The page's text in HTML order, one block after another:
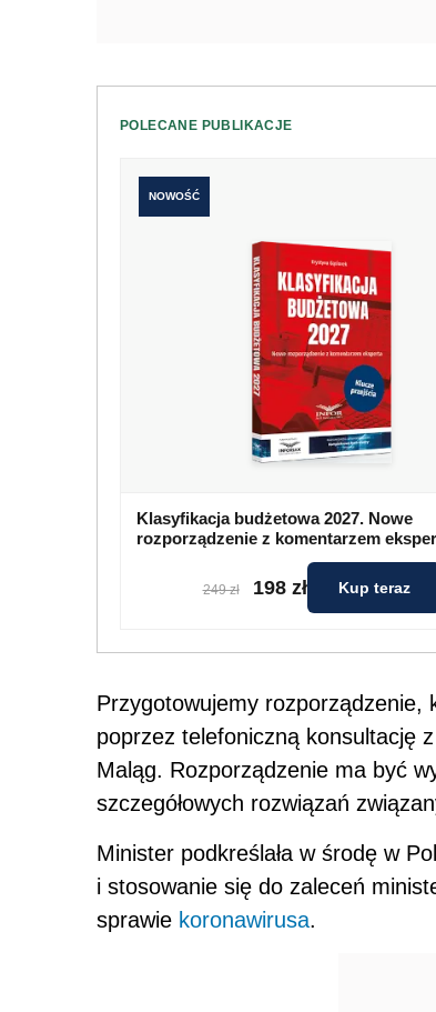
POLECANE PUBLIKACJE
NOWOŚĆ
Klasyfikacja budżetowa 2027. Nowe
rozporządzenie z komentarzem
249 zł 198 zł Kup teraz
Przygotowujemy rozporządzenie,
poprzez telefoniczną konsultację
Maląg. Rozporządzenie ma być
szczegółowych rozwiązań
Minister podkreślała w środę w
i stosowanie się do zaleceń
sprawie koronawirusa.